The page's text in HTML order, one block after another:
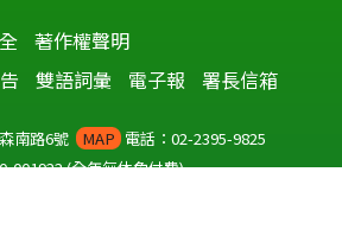
著作權聲明
雙語詞彙 電子報 署長信箱
南路6號 MAP 電話：02-2395-9825
001922(全年無休免付費)